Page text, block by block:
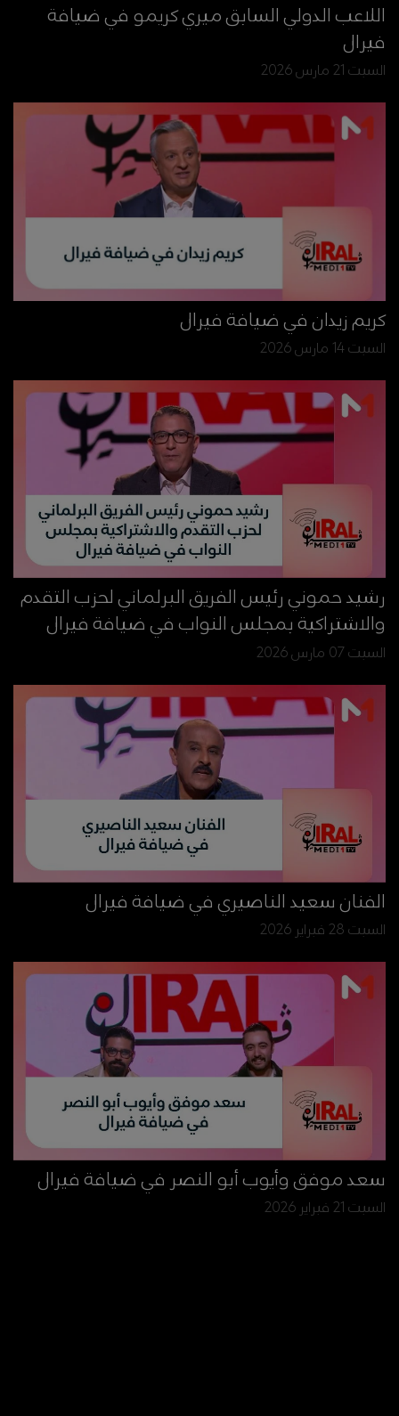
اللاعب الدولي السابق ميري كريمو في ضيافة
فيرال
السبت 21 مارس 2026
كريم زيدان في ضيافة فيرال
السبت 14 مارس 2026
رشيد حموني رئيس الفريق البرلماني لحزب التقدم
والاشتراكية بمجلس النواب في ضيافة فيرال
السبت 07 مارس 2026
الفنان سعيد الناصيري في ضيافة فيرال
السبت 28 فبراير 2026
سعد موفق وأيوب أبو النصر في ضيافة فيرال
السبت 21 فبراير 2026